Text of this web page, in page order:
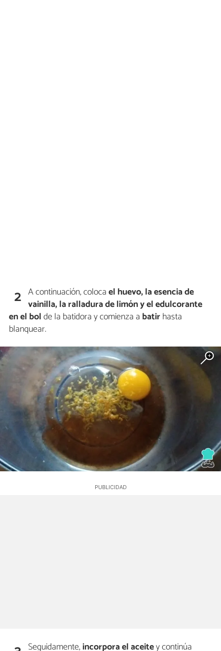
2 A continuación, colocael huevo, la esencia de
vainilla, la ralladura de limón y el edulcorante
en el bolde la batidora y comienza a batirhasta
blanquear.
Seguidamente,incorporael aceitey continúa